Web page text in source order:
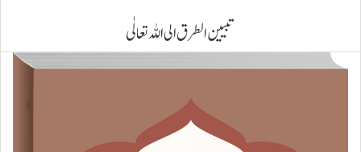
تبیین الطرق الی اللہ تعالٰی